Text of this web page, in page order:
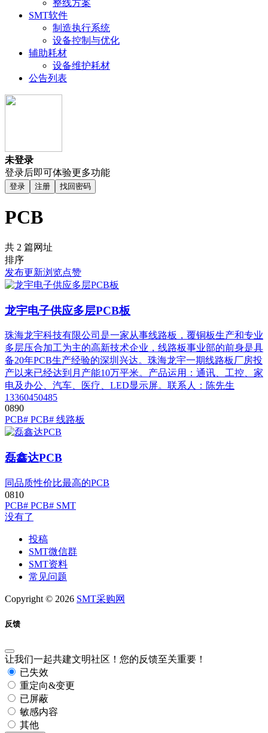
整线方案
SMT软件
制造执行系统
设备控制与优化
辅助耗材
设备维护耗材
公告列表
未登录
登录后即可体验更多功能
登录 注册 找回密码
PCB
共 2 篇网址
排序
发布更新浏览点赞
龙宇电子供应多层PCB板
珠海龙宇科技有限公司是一家从事线路板，覆铜板生产和专业
多层压合加工为主的高新技术企业，线路板事业部的前身是具
备20年PCB生产经验的深圳兴达。珠海龙宇一期线路板厂房投
产以来已经达到月产能10万平米。产品运用：通讯、工控、家
电及办公、汽车、医疗、LED显示屏。联系人：陈先生
13360450485
0890
PCB# PCB# 线路板
磊鑫达PCB
同品质性价比最高的PCB
0810
PCB# PCB# SMT
没有了
投稿
SMT微信群
SMT资料
常见问题
Copyright © 2026 SMT采购网
反馈
让我们一起共建文明社区！您的反馈至关重要！
已失效
重定向&变更
已屏蔽
敏感内容
其他